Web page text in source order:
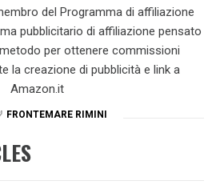
del Programma di affiliazione
pubblicitario di affiliazione pensato
per ottenere commissioni
la creazione di pubblicità e link a
Amazon.it
FRONTEMARE RIMINI